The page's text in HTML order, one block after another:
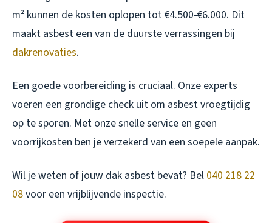
m² kunnen de kosten oplopen tot €4.500-€6.000. Dit
maakt asbest een van de duurste verrassingen bij
dakrenovaties.
Een goede voorbereiding is cruciaal. Onze experts
voeren een grondige check uit om asbest vroegtijdig
op te sporen. Met onze snelle service en geen
voorrijkosten ben je verzekerd van een soepele aanpak.
Wil je weten of jouw dak asbest bevat? Bel 040 218 22
08voor een vrijblijvende inspectie.